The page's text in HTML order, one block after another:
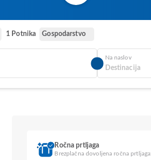
1 Potnika Gospodarstvo
Na naslov
Ročna prtljaga
Brezplačna dovoljena ročna